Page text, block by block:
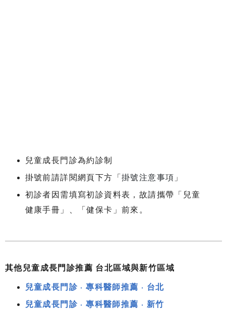
兒童成長門診為約診制
掛號前請詳閱網頁下方「 掛號注意事項 」
初診者因需填寫初診資料表，故請攜帶「兒童
健康手冊」、「健保卡」前來。
其他兒童成長門診推薦 台北區域與新竹區域
兒童成長門診 ‧ 專科醫師推薦 ‧ 台北
兒童成長門診 ‧ 專科醫師推薦 ‧ 新竹